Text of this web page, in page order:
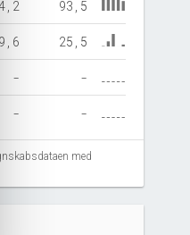
93,5
25,5
- -
- -
med